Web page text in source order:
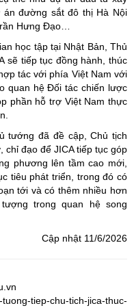
đường sắt đô thị Hà Nội
Hưng Đạo…
học tập tại Nhật Bản, Thủ
sẽ tiếp tục đồng hành, thúc
tác với phía Việt Nam với
quan hệ Đối tác chiến lược
phần hỗ trợ Việt Nam thực
tướng đã đề cập, Chủ tịch
chỉ đạo để JICA tiếp tục góp
phương lên tầm cao mới,
tiêu phát triển, trong đó có
tới và có thêm nhiều hơn
trong quan hệ song
Cập nhật 11/6/2026
tiep-chu-tich-jica-thuc-